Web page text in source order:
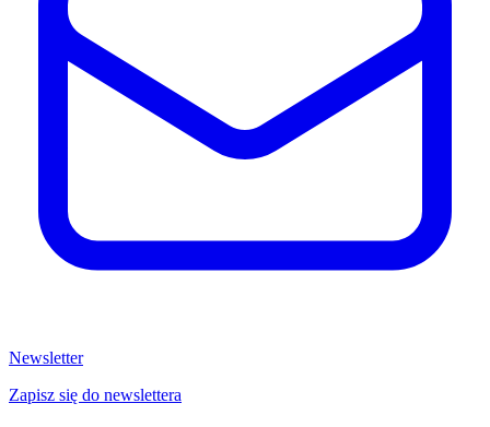
Newsletter
Zapisz się do newslettera